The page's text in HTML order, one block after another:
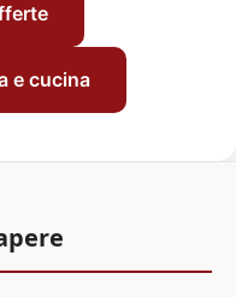
e cucina